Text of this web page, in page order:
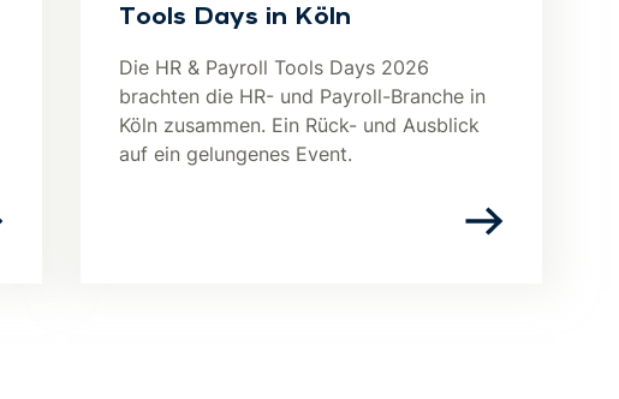
Tools Days in Köln
Die HR & Payroll Tools Days 2026
brachten die HR- und Payroll-Branche in
Köln zusammen. Ein Rück- und Ausblick
auf ein gelungenes Event.